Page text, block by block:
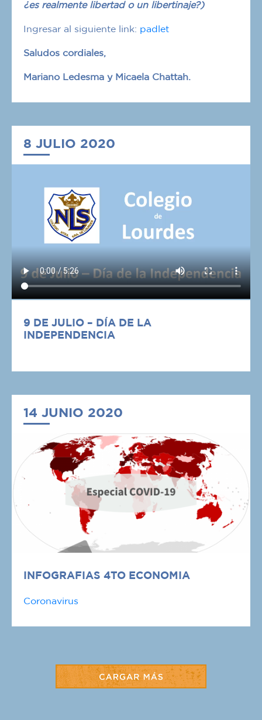
¿es realmente libertad o un libertinaje?)
Ingresar al siguiente link: padlet
Saludos cordiales,
Mariano Ledesma y Micaela Chattah.
8 JULIO 2020
9 DE JULIO – DÍA DE LA
INDEPENDENCIA
14 JUNIO 2020
INFOGRAFIAS 4TO ECONOMIA
Coronavirus